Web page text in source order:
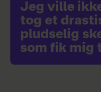
Jeg ville
tog et
pludselig
som fik mig